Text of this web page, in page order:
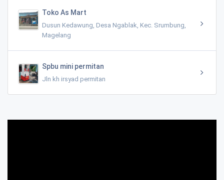
Toko As Mart
Dusun Kedawung, Desa Ngablak, Kec. Srumbung,
Magelang
Spbu mini permitan
Jln kh irsyad permitan